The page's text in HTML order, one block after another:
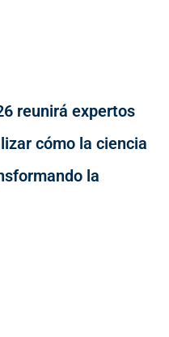
reunirá expertos
cómo la ciencia
la